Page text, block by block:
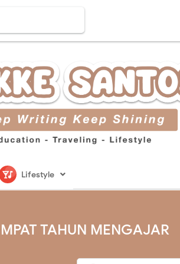
nightlife Lifestyle
TAHUN MENGAJAR